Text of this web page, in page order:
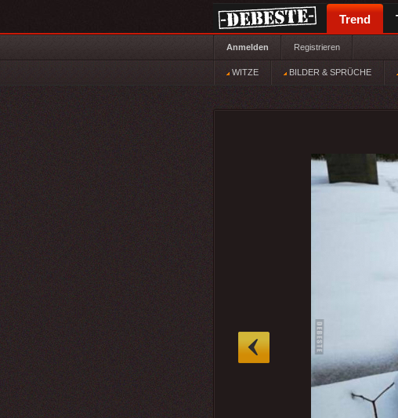
Trend
Anmelden Registrieren
WITZE BILDER & SPRÜCHE